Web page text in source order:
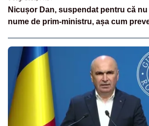
Nicușor Dan, suspendat pentru că
nume de prim-ministru, așa cum